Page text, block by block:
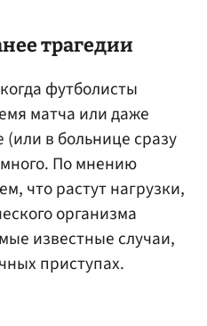
трагедии
футболисты
матча или даже
в больнице сразу
По мнению
что растут нагрузки,
организма
известные случаи,
приступах.